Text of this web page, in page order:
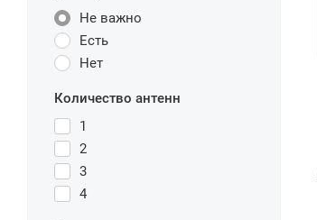
Не важно
Есть
Нет
Количество антенн
1
2
3
4